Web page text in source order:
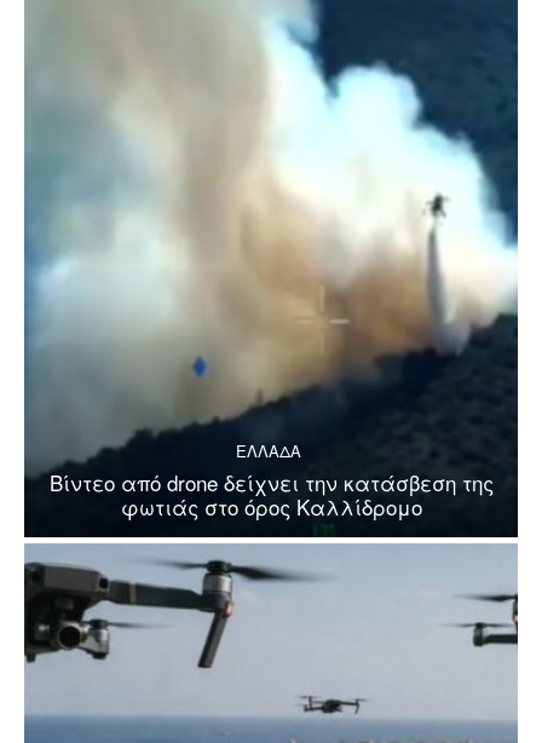
ΕΛΛΑΔΑ
Βίντεο από drone δείχνει την κατάσβεση της
φωτιάς στο όρος Καλλίδρομο